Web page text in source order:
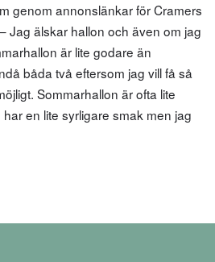
genom annonslänkar för Cramers
Jag älskar hallon och även om jag
är lite godare än
båda två eftersom jag vill få så
Sommarhallon är ofta lite
en lite syrligare smak men jag